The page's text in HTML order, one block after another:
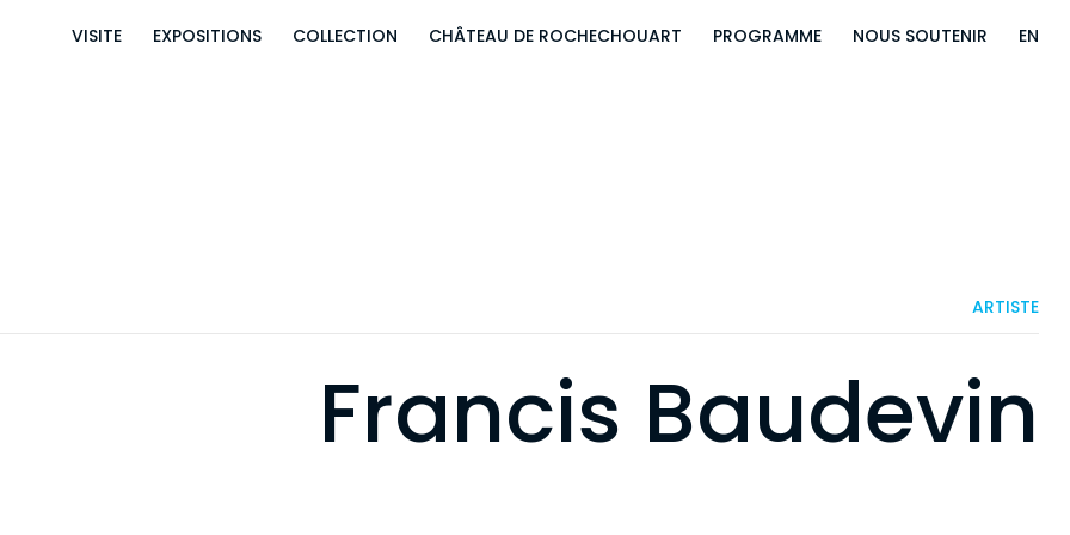
VISITE EXPOSITIONS COLLECTION CHÂTEAU DE ROCHECHOUART PROGRAMME NOUS SOUTENIR EN
ARTISTE
Francis Baudevin